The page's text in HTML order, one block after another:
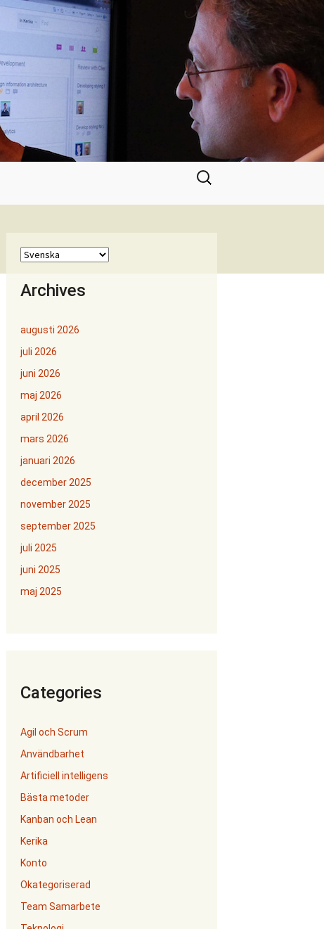
Sök
efter:
Archives
augusti 2026
juli 2026
juni 2026
maj 2026
april 2026
mars 2026
januari 2026
december 2025
november 2025
september 2025
juli 2025
juni 2025
maj 2025
Categories
Agil och Scrum
Användbarhet
Artificiell intelligens
Bästa metoder
Kanban och Lean
Kerika
Konto
Okategoriserad
Team Samarbete